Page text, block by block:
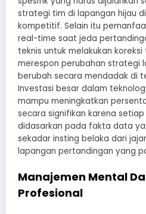
strategi tim di lapangan hijau
kompetitif. Selain itu
real-time saat jeda
teknis untuk melakukan
merespon perubahan strategi
berubah secara mendadak di
Investasi besar dalam
mampu meningkatkan
secara signifikan karena
didasarkan pada fakta data
sekadar insting belaka dari
lapangan pertandingan yang
Manajemen Mental
Profesional